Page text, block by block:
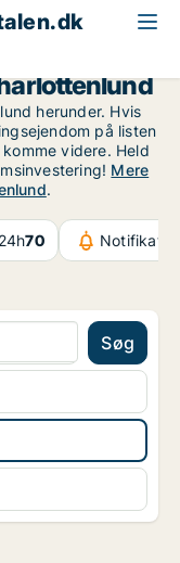
herunder. Hvis
på listen
videre. Held
Mere
.
70
Søg